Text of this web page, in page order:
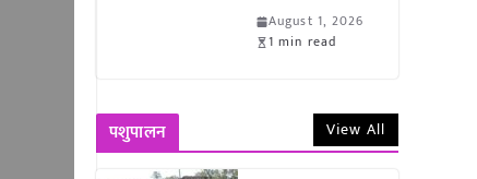
August 1, 2026
1 min read
पशुपालन View All